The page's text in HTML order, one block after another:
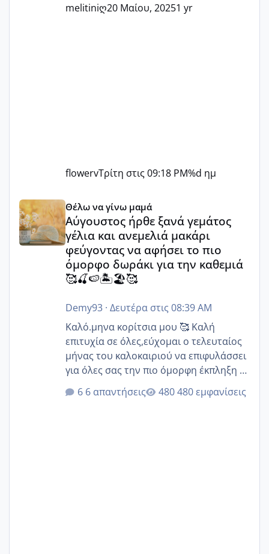
melitiniღ20 Μαίου, 20251 yr
flowervΤρίτη στις 09:18 PM%d ημ
Αύγουστος ήρθε ξανά γεμάτος γέλια και ανεμελιά
Θέλω να γίνω μαμά
Αύγουστος ήρθε ξανά γεμάτος
γέλια και ανεμελιά μακάρι
φεύγοντας να αφήσει το πιο
όμορφο δωράκι για την καθεμιά
🥰🍒🍉🏝️🏖️🥰
Demy93· Δευτέρα στις 08:39 AM
Καλό.μηνα κορίτσια μου 🥰 Καλή
επιτυχία σε όλες,εύχομαι ο τελευταίος
μήνας του καλοκαιριού να επιφυλάσσει
για όλες σας την πιο όμορφη έκπληξη 🧿
@Elk @Melikara86 @Παρασκευαιδου
@Zenia z @melitiniღ @Christi.D.
6 απαντήσεις 480 εμφανίσεις